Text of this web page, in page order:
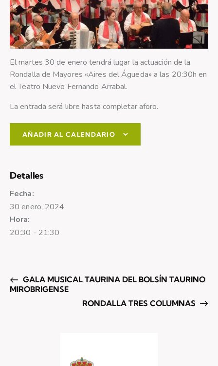
El martes 30 de enero tendrá lugar la actuación de la
Rondalla de Mayores «Aires del Águeda» a las 20:30h en
el Teatro Nuevo Fernando Arrabal.
La entrada será libre hasta completar aforo.
AÑADIR AL CALENDARIO
Detalles
Fecha:
30 enero, 2024
Hora:
20:30 - 21:30
GALA MUSICAL TAURINA DEL BOLSÍN TAURINO
MIROBRIGENSE
RONDALLA TRES COLUMNAS